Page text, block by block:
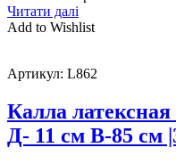
Читати далі
Add to Wishlist
Артикул: L862
Калла латексная
Д- 11 см В-85 см